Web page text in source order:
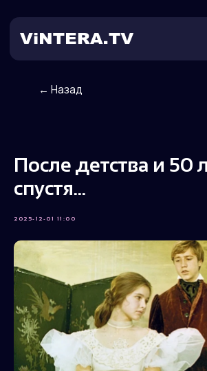
← Назад
После детства и 50
спустя...
2025-12-01 11:00